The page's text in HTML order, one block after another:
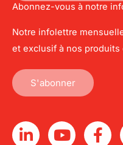
Abonnez-vous à notre
Notre infolettre
et exclusif à nos produits
S'abonner
L
Y
F